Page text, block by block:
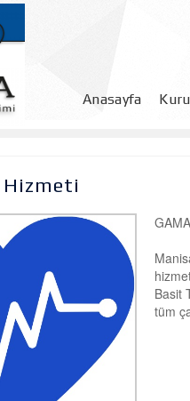
Anasayfa
Hizmeti
Basit
tüm